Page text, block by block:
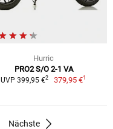
Hurric
PRO2 S/O 2-1 VA
UVP 399,95 €2 379,95 €1
Nächste